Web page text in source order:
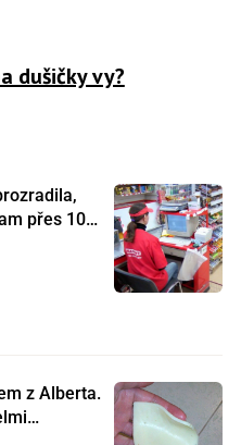
dušičky vy?
přes 10
z Alberta.